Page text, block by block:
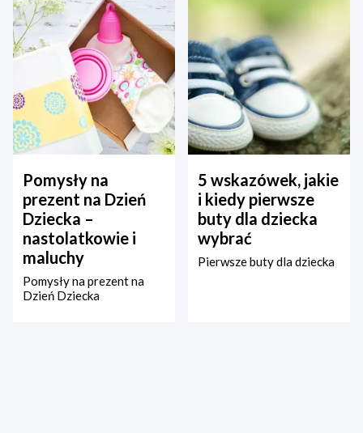
Pomysły na
prezent na Dzień
Dziecka –
nastolatkowie i
maluchy
Pomysły na prezent na
Dzień Dziecka
5 wskazówek, jakie
i kiedy pierwsze
buty dla dziecka
wybrać
Pierwsze buty dla dziecka